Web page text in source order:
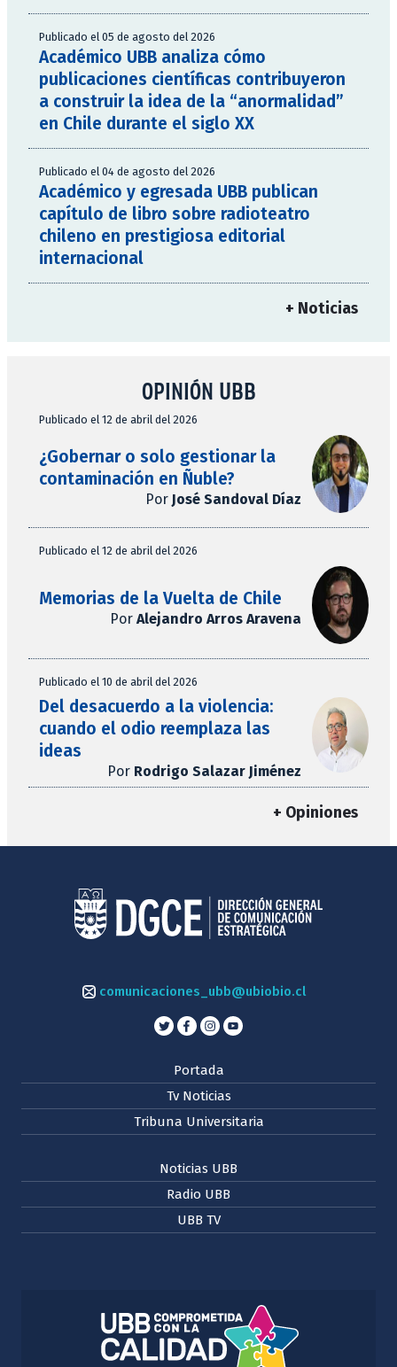
Publicado el 05 de agosto del 2026
Académico UBB analiza cómo
publicaciones científicas contribuyeron
a construir la idea de la “anormalidad”
en Chile durante el siglo XX
Publicado el 04 de agosto del 2026
Académico y egresada UBB publican
capítulo de libro sobre radioteatro
chileno en prestigiosa editorial
internacional
+ Noticias
OPINIÓN UBB
Publicado el 12 de abril del 2026
¿Gobernar o solo gestionar la
contaminación en Ñuble?
Por José Sandoval Díaz
Publicado el 12 de abril del 2026
Memorias de la Vuelta de Chile
Por Alejandro Arros Aravena
Publicado el 10 de abril del 2026
Del desacuerdo a la violencia:
cuando el odio reemplaza las
ideas
Por Rodrigo Salazar Jiménez
+ Opiniones
comunicaciones_ubb@ubiobio.cl
Portada
Tv Noticias
Tribuna Universitaria
Noticias UBB
Radio UBB
UBB TV